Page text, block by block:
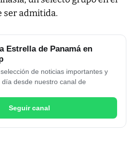
ser admitida.
Estrella de Panamá en
de noticias importantes y
día desde nuestro canal de
Seguir canal